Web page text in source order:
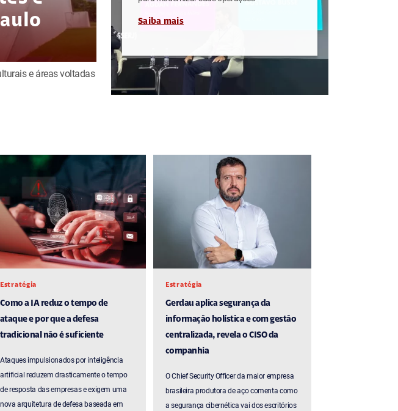
e áreas voltadas
Saiba mais
Estratégia
Como a IA reduz o tempo de
ataque e por que a defesa
tradicional não é suficiente
Ataques impulsionados por inteligência
artificial reduzem drasticamente o tempo
de resposta das empresas e exigem uma
nova arquitetura de defesa baseada em
Estratégia
Gerdau aplica segurança da
informação holística e com gestão
centralizada, revela o CISO da
companhia
O Chief Security Officer da maior empresa
brasileira produtora de aço comenta como
a segurança cibernética vai dos escritórios